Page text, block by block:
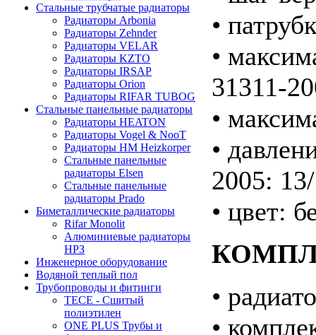
Стальные трубчатые радиаторы
Радиаторы Arbonia
Радиаторы Zehnder
Радиаторы VELAR
Радиаторы KZTO
Радиаторы IRSAP
Радиаторы Orion
Радиаторы RIFAR TUBOG
Стальные панельные радиаторы
Радиаторы HEATON
Радиаторы Vogel & NooT
Радиаторы HM Heizkorper
Стальные панельные
радиаторы Elsen
Стальные панельные
радиаторы Prado
Биметаллические радиаторы
Rifar Monolit
Алюминиевые радиаторы
НРЗ
Инженерное оборудование
Водяной теплый пол
Трубопроводы и фитинги
ТЕСЕ - Сшитый
полиэтилен
ONE PLUS Трубы и
•
•
31311-
•
•
2005:
• цвет:
•
•